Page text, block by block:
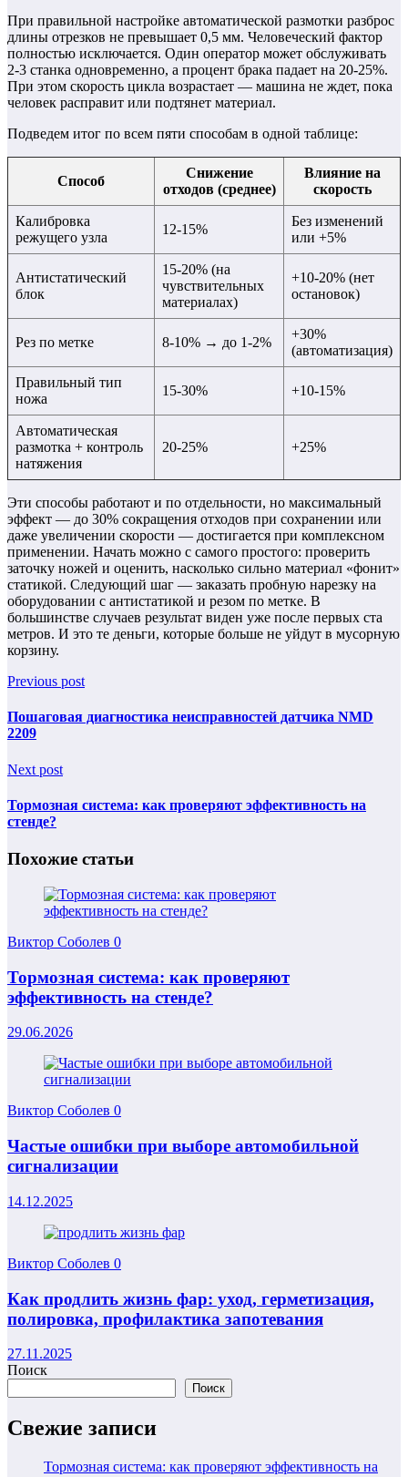
При правильной настройке автоматической размотки разброс
длины отрезков не превышает 0,5 мм. Человеческий фактор
полностью исключается. Один оператор может обслуживать
2-3 станка одновременно, а процент брака падает на 20-25%.
При этом скорость цикла возрастает — машина не ждет, пока
человек расправит или подтянет материал.
Подведем итог по всем пяти способам в одной таблице:
Способ
Снижение
отходов (среднее)
Влияние на
скорость
Калибровка
режущего узла
12-15%
Без изменений
или +5%
Антистатический
блок
15-20% (на
чувствительных
материалах)
+10-20% (нет
остановок)
Рез по метке 8-10% → до 1-2%
+30%
(автоматизация)
Правильный тип
ножа
15-30% +10-15%
Автоматическая
размотка + контроль
натяжения
20-25% +25%
Эти способы работают и по отдельности, но максимальный
эффект — до 30% сокращения отходов при сохранении или
даже увеличении скорости — достигается при комплексном
применении. Начать можно с самого простого: проверить
заточку ножей и оценить, насколько сильно материал «фонит»
статикой. Следующий шаг — заказать пробную нарезку на
оборудовании с антистатикой и резом по метке. В
большинстве случаев результат виден уже после первых ста
метров. И это те деньги, которые больше не уйдут в мусорную
корзину.
Previous post
Пошаговая диагностика неисправностей датчика NMD
2209
Next post
Тормозная система: как проверяют эффективность на
стенде?
Похожие статьи
Виктор Соболев 0
Тормозная система: как проверяют
эффективность на стенде?
29.06.2026
Виктор Соболев 0
Частые ошибки при выборе автомобильной
сигнализации
14.12.2025
Виктор Соболев 0
Как продлить жизнь фар: уход, герметизация,
полировка, профилактика запотевания
27.11.2025
Поиск
Поиск
Свежие записи
Тормозная система: как проверяют эффективность на